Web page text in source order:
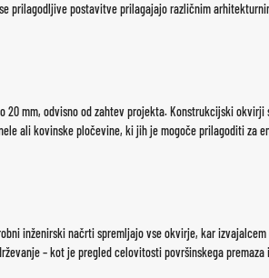
prilagodljive postavitve prilagajajo različnim
mm, odvisno od zahtev projekta. Konstrukcijski
ali kovinske pločevine, ki jih je mogoče prilagoditi za
inženirski načrti spremljajo vse okvirje, kar
– kot je pregled celovitosti površinskega